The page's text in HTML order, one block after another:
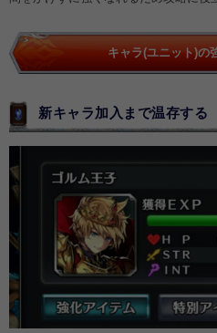
キャラ(ユニット)の
新キャラ加入まで温存する